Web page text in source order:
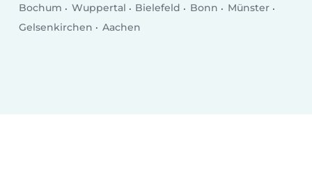
Bochum
Wuppertal Bielefeld Bonn
Münster
Gelsenkirchen
Aachen